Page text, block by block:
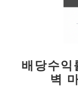
배당수익
벽